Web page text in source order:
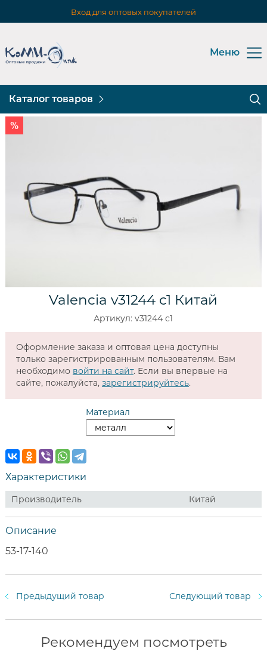
Вход для оптовых покупателей
Меню
Каталог товаров
Valencia v31244 c1 Китай
Артикул: v31244 c1
Оформление заказа и оптовая цена доступны
только зарегистрированным пользователям. Вам
необходимо войти на сайт. Если вы впервые на
сайте, пожалуйста, зарегистрируйтесь.
Материал
Характеристики
Производитель Китай
Описание
53-17-140
Предыдущий товар Следующий товар
Рекомендуем посмотреть